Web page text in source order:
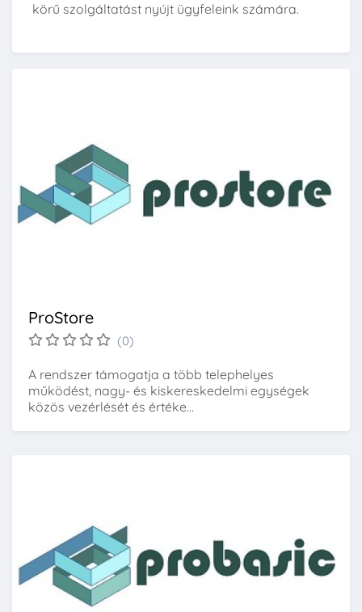
körű szolgáltatást nyújt ügyfeleink számára.
ProStore
(0)
A rendszer támogatja a több telephelyes
működést, nagy- és kiskereskedelmi egységek
közös vezérlését és értéke...